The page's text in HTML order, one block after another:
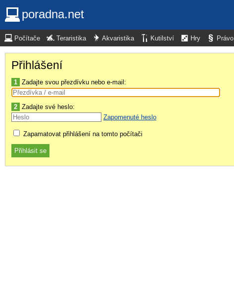
poradna.net
Počítače Teraristika Akvaristika Kutilství Hry Právo
Přihlášení
1 Zadajte svou přezdívku nebo e-mail:
2 Zadajte své heslo:
Zapomenuté heslo
Zapamatovat přihlášení na tomto počítači